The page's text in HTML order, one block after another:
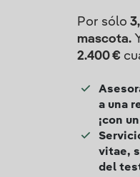
Por sólo
mascota.
2.400 €
a una
¡con
vitae,
del